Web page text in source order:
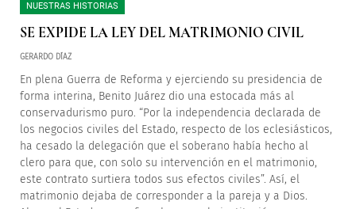
NUESTRAS HISTORIAS
SE EXPIDE LA LEY DEL MATRIMONIO CIVIL
GERARDO DÍAZ
En plena Guerra de Reforma y ejerciendo su presidencia de
forma interina, Benito Juárez dio una estocada más al
conservadurismo puro. “Por la independencia declarada de
los negocios civiles del Estado, respecto de los eclesiásticos,
ha cesado la delegación que el soberano había hecho al
clero para que, con solo su intervención en el matrimonio,
este contrato surtiera todos sus efectos civiles”. Así, el
matrimonio dejaba de corresponder a la pareja y a Dios.